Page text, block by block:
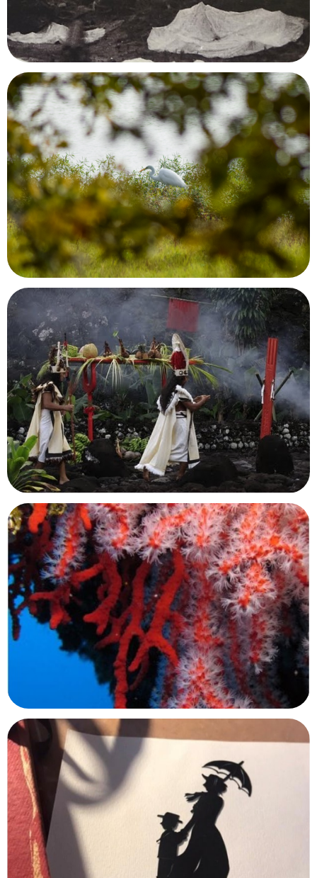
Parcours mémoriel de la bataille de Điên Biên
Phu
Điên Biên Phu, Vietnam
Maison du Lac de Grand-Lieu
Bouaye, Loire-Atlantique
Centre d’interprétation du marae
Taputapuatea
Raiatea, Polynésie
Océanopolis